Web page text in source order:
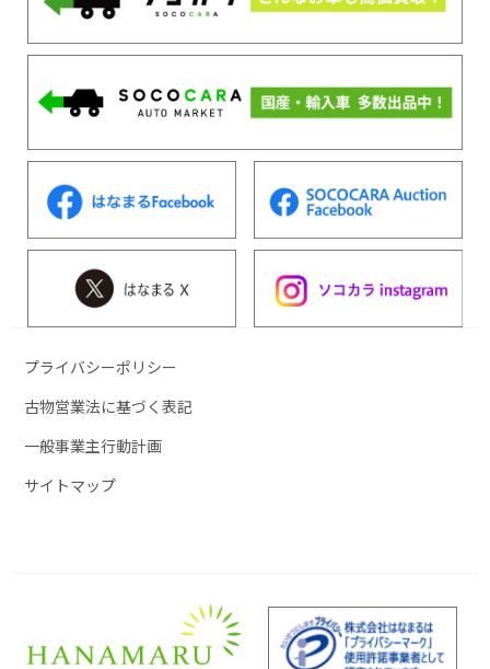
プライバシーポリシー
古物営業法に基づく表記
一般事業主行動計画
サイトマップ